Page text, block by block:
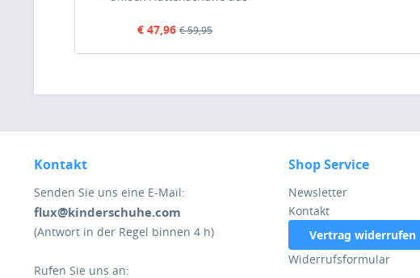
Grey)
€ 47,96 € 59,95
Kontakt
Senden Sie uns eine E-Mail:
flux@kinderschuhe.com
(Antwort in der Regel binnen 4 h)
Rufen Sie uns an:
Shop Service
Newsletter
Kontakt
Vertrag widerrufen
Widerrufsformular